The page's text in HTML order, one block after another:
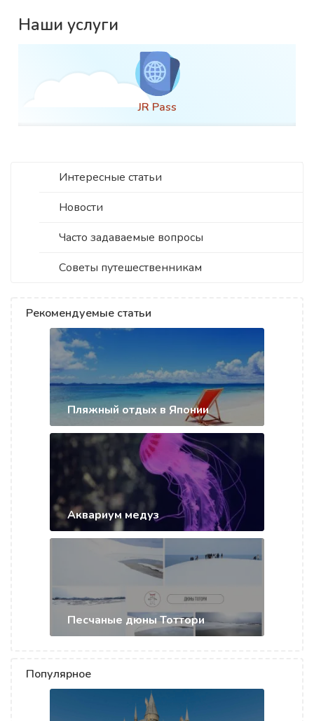
Интересные статьи
Новости
Часто задаваемые вопросы
Советы путешественникам
Рекомендуемые статьи
Пляжный отдых в Японии
Аквариум медуз
Песчаные дюны Тоттори
Популярное
Наши услуги
JR Pass